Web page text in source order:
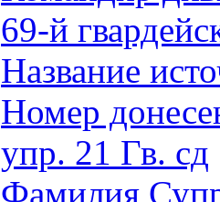
69-й
Название
Номер
упр. 21 Гв. сд
Фамилия